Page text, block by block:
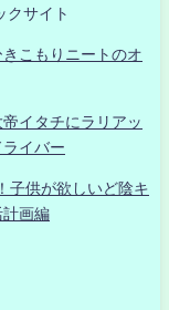
クサイト
こもりニートのオ
イタチにラリアッ
イバー
子供が欲しいど陰キ
計画編